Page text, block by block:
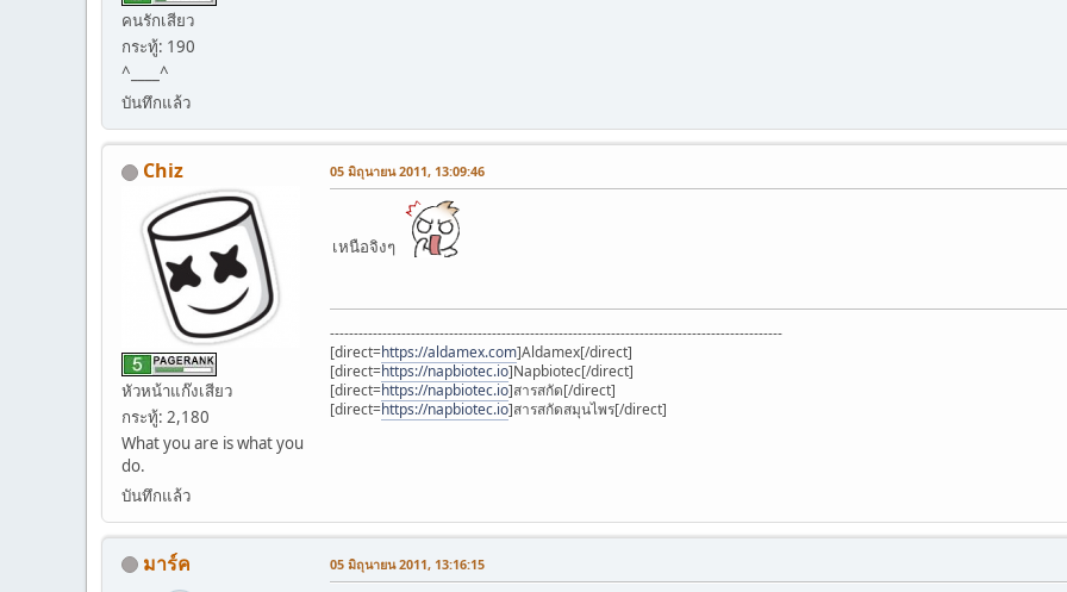
คนรักเสียว
กระทู้: 190
^____^
บันทึกแล้ว
Chiz
หัวหน้าแก๊งเสียว
กระทู้: 2,180
What you are is what you
do.
บันทึกแล้ว
05 มิถุนายน 2011, 13:09:46
เหนือจิงๆ
-----------------------------------------------------------------------------------------------
[direct=https://aldamex.com]Aldamex[/direct]
[direct=https://napbiotec.io]Napbiotec[/direct]
[direct=https://napbiotec.io]สารสกัด[/direct]
[direct=https://napbiotec.io]สารสกัดสมุนไพร[/direct]
มาร์ค 05 มิถุนายน 2011, 13:16:15